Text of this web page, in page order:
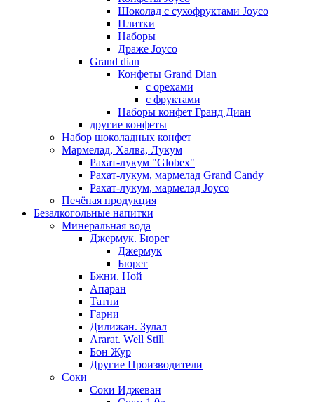
Шоколад с сухофруктами Joyco
Плитки
Наборы
Драже Joyco
Grand dian
Конфеты Grand Dian
с орехами
с фруктами
Наборы конфет Гранд Диан
другие конфеты
Набор шоколадных конфет
Мармелад, Халва, Лукум
Рахат-лукум "Globex"
Рахат-лукум, мармелад Grand Candy
Рахат-лукум, мармелад Joyco
Печёная продукция
Безалкогольные напитки
Минеральная вода
Джермук. Бюрег
Джермук
Бюрег
Бжни. Ной
Апаран
Татни
Гарни
Дилижан. Зулал
Ararat. Well Still
Бон Жур
Другие Производители
Соки
Соки Иджеван